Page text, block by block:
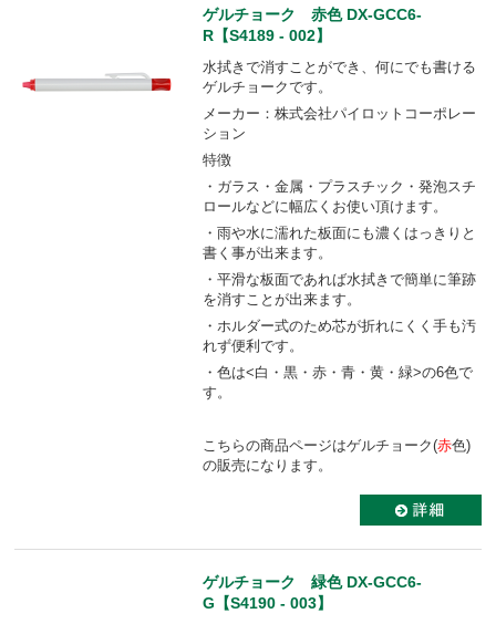
ゲルチョーク 赤色 DX-GCC6-
R【S4189 - 002】
水拭きで消すことができ、何にでも書ける
ゲルチョークです。
メーカー：株式会社パイロットコーポレー
ション
特徴
・ガラス・金属・プラスチック・発泡スチ
ロールなどに幅広くお使い頂けます。
・雨や水に濡れた板面にも濃くはっきりと
書く事が出来ます。
・平滑な板面であれば水拭きで簡単に筆跡
を消すことが出来ます。
・ホルダー式のため芯が折れにくく手も汚
れず便利です。
・色は<白・黒・赤・青・黄・緑>の6色で
す。
こちらの商品ページはゲルチョーク(赤色)
の販売になります。
ゲルチョーク 緑色 DX-GCC6-
G【S4190 - 003】